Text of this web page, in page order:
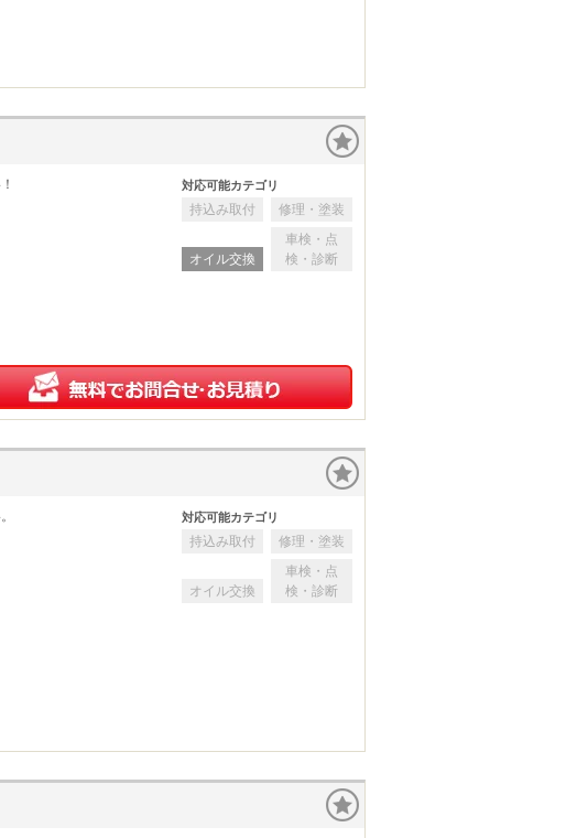
対応可能カテゴリ
持込み取付 修理・塗装
オイル交換
車検・点
検・診断
対応可能カテゴリ
持込み取付 修理・塗装
オイル交換
車検・点
検・診断